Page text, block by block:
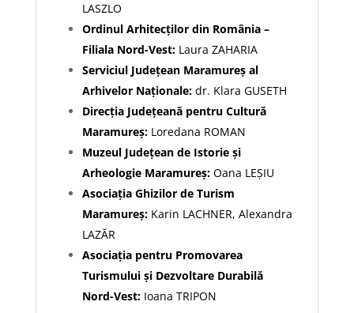
LASZLO
Ordinul Arhitecților din România –
Filiala Nord-Vest: Laura ZAHARIA
Serviciul Județean Maramureș al
Arhivelor Naționale:dr. Klara GUSETH
Direcția Județeană pentru Cultură
Maramureș: Loredana ROMAN
Muzeul Județean de Istorie și
Arheologie Maramureș:Oana LEȘIU
Asociația Ghizilor de Turism
Maramureș: Karin LACHNER, Alexandra
LAZĂR
Asociația pentru Promovarea
Turismului și Dezvoltare Durabilă
Nord-Vest: Ioana TRIPON